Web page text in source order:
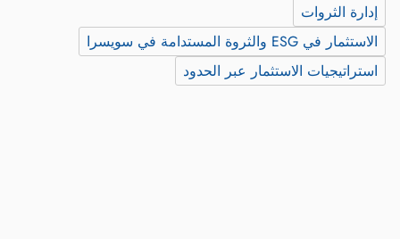
إدارة الثروات
الاستثمار في ESG والثروة المستدامة في سويسرا
استراتيجيات الاستثمار عبر الحدود